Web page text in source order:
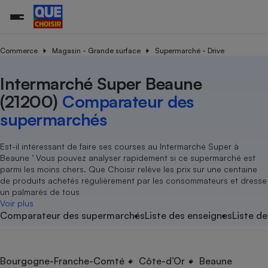
Commerce Magasin - Grande surface Supermarché - Drive
Intermarché Super Beaune
(21200) Comparateur des
supermarchés
Est-il intéressant de faire ses courses au Intermarché Super à
Beaune ’ Vous pouvez analyser rapidement si ce supermarché est
parmi les moins chers. Que Choisir relève les prix sur une centaine
de produits achetés régulièrement par les consommateurs et dresse
un palmarès de tous
Voir plus
Comparateur des supermarchésListe des enseignesListe
Bourgogne-Franche-Comté Côte-d’Or Beaune
Agriculture
Produit alimentaire
Achat - Vente - Location
Carburant
Magasin - Grande surface
Marketing - Fidélisation
Organismes de défense
Système judiciaire
Air
Eau
Achat - Vente - Travaux
Location
Sport
Vacances - Tourisme
électrique
Démarche administrative
Senior
Service marchand
Train
Transport aérien
Toutes les actualités
Enquêtes
Guides d'achat
Conseils
Brèves
Tous les services
Soumettre un litige
Lettres types
Rencontrer une association locale
Tous nos combats
Nos actions
Nos grandes victoires
Les billets de la présidente
Nos associations locales
Nous rejoindre
En savoir plus sur Que Choisir Ensemble
nous ?
L’association
Nos missions
Notre méthodologie
Notre financement
Nos partenaires
Nous rejoindre